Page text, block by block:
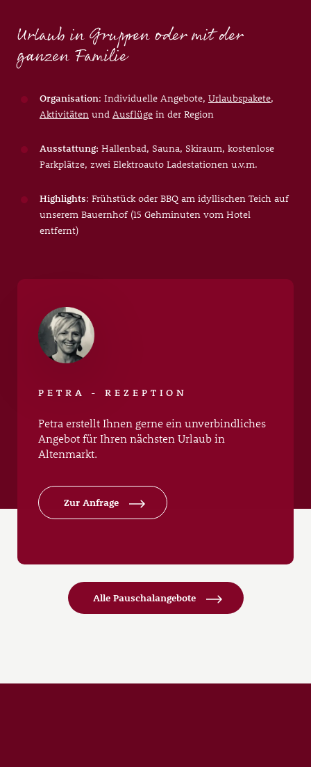
Urlaub in Gruppen oder mit der
ganzen Familie
Organisation: Individuelle Angebote, Urlaubspakete,
Aktivitäten und Ausflüge in der Region
Ausstattung: Hallenbad, Sauna, Skiraum, kostenlose
Parkplätze, zwei Elektroauto Ladestationen u.v.m.
Highlights: Frühstück oder BBQ am idyllischen Teich auf
unserem Bauernhof (15 Gehminuten vom Hotel
entfernt)
PETRA - REZEPTION
Petra erstellt Ihnen gerne ein unverbindliches
Angebot für Ihren nächsten Urlaub in
Altenmarkt.
Zur Anfrage
Alle Pauschalangebote